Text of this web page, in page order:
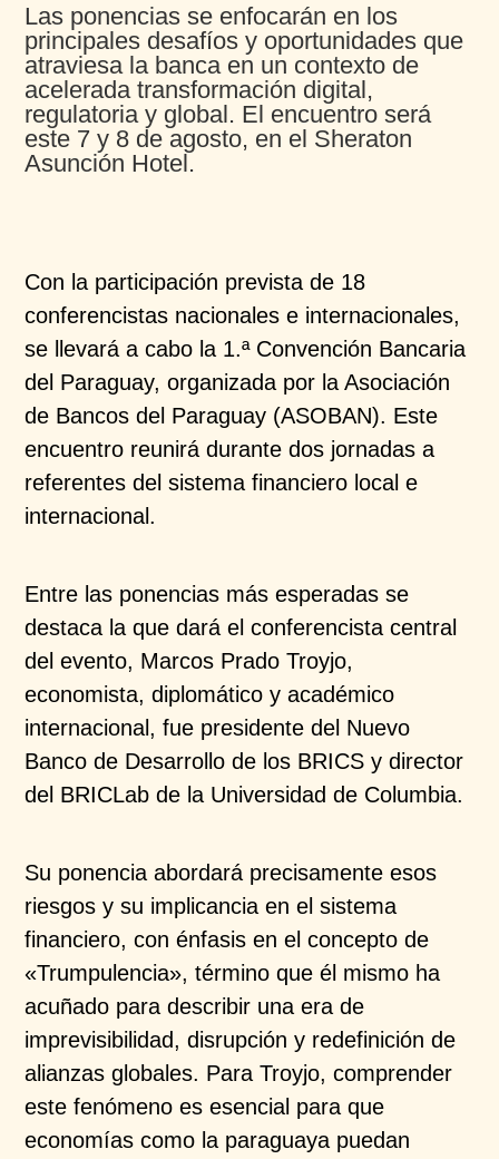
Las ponencias se enfocarán en los
principales desafíos y oportunidades que
atraviesa la banca en un contexto de
acelerada transformación digital,
regulatoria y global. El encuentro será
este 7 y 8 de agosto, en el Sheraton
Asunción Hotel.
Con la participación prevista de 18
conferencistas nacionales e internacionales,
se llevará a cabo la 1.ª Convención Bancaria
del Paraguay, organizada por la Asociación
de Bancos del Paraguay (ASOBAN). Este
encuentro reunirá durante dos jornadas a
referentes del sistema financiero local e
internacional.
Entre las ponencias más esperadas se
destaca la que dará el conferencista central
del evento, Marcos Prado Troyjo,
economista, diplomático y académico
internacional, fue presidente del Nuevo
Banco de Desarrollo de los BRICS y director
del BRICLab de la Universidad de Columbia.
Su ponencia abordará precisamente esos
riesgos y su implicancia en el sistema
financiero, con énfasis en el concepto de
«Trumpulencia», término que él mismo ha
acuñado para describir una era de
imprevisibilidad, disrupción y redefinición de
alianzas globales. Para Troyjo, comprender
este fenómeno es esencial para que
economías como la paraguaya puedan